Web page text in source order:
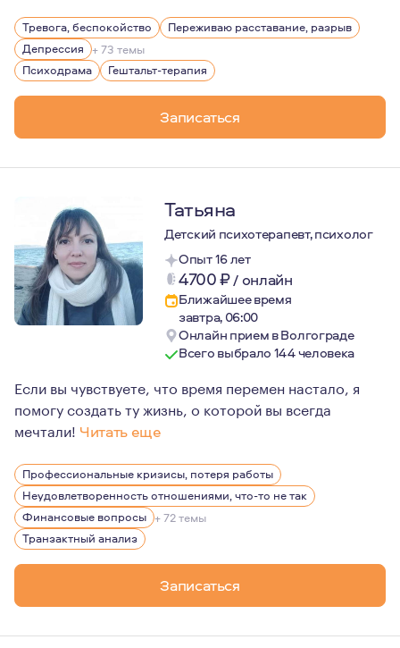
В жизни часто возникает необходимость понять
Тревога, беспокойство
Переживаю расставание, разрыв
Депрессия + 73 темы
Психодрама
Гештальт-терапия
Записаться
Татьяна
Детский психотерапевт, психолог
Опыт 16 лет
4700₽/ онлайн
Ближайшее время
завтра, 06:00
Онлайн прием в Волгограде
Всего выбрало 144 человека
Если вы чувствуете, что время перемен настало, я
помогу создать ту жизнь, о которой вы всегда
мечтали! Читать еще
Меня зовут Татьяна ПЕДАЕВА. Я психолог и
Долгое время мечтала работать с темой
Думала: "Ну, чему я могу научить клиентов, если я
Я была телевизионным журналистом". В 26 лет
Личная и групповая терапии полностью перекроили
Профессиональные кризисы, потеря работы
Неудовлетворенность отношениями, что-то не так
Финансовые вопросы + 72 темы
Транзактный анализ
Записаться